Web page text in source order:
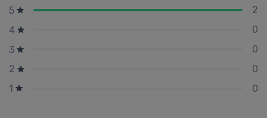
5
2
4
0
3
0
2
0
1
0